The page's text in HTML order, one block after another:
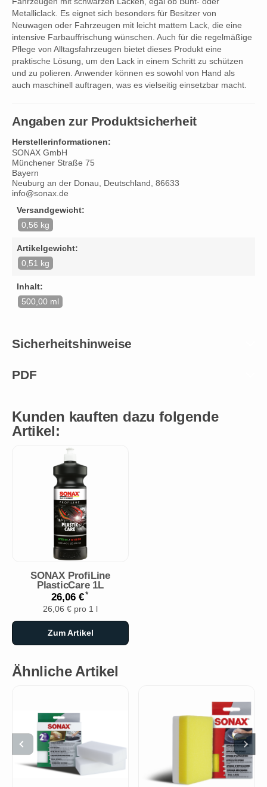
Metalliclack. Es eignet sich besonders für Besitzer von
Neuwagen oder Fahrzeugen mit leicht mattem Lack, die eine
intensive Farbauffrischung wünschen. Auch für die regelmäßige
Pflege von Alltagsfahrzeugen bietet dieses Produkt eine
praktische Lösung, um den Lack in einem Schritt zu schützen
und zu polieren. Anwender können es sowohl von Hand als
auch maschinell auftragen, was es vielseitig einsetzbar macht.
Angaben zur Produktsicherheit
Herstellerinformationen:
SONAX GmbH
Münchener Straße 75
Bayern
Neuburg an der Donau, Deutschland, 86633
info@sonax.de
Versandgewicht:
0,56 kg
Artikelgewicht:
0,51 kg
Inhalt:
500,00 ml
Sicherheitshinweise
PDF
Kunden kauften dazu folgende
Artikel:
SONAX ProfiLine
PlasticCare 1L
26,06 €*
26,06 € pro 1 l
Zum Artikel
Ähnliche Artikel